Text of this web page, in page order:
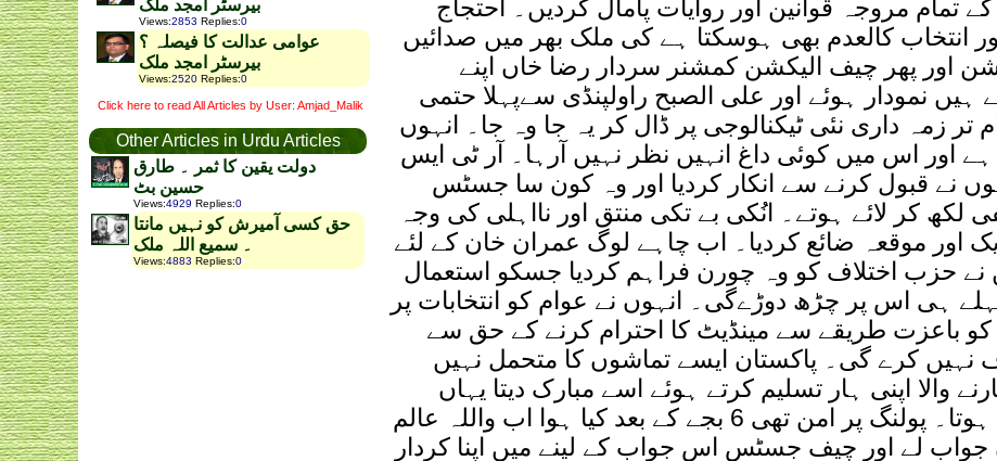
بیرسٹر امجد ملک
Views:2853 Replies:0
عوامی عدالت کا فیصلہ ؟
بیرسٹر امجد ملک
Views:2520 Replies:0
Click here to read All Articles by User: Amjad_Malik
Other Articles in Urdu Articles
دولت یقین کا ثمر ۔ طارق
حسین بٹ
Views:4929 Replies:0
حق کسی آمیرش کو نہیں مانتا
۔ سمیع اللہ ملک
Views:4883 Replies:0
مروجہ قوانین اور روایات پامال کردیں۔ احتجاج
انتخاب کالعدم بھی ہوسکتا ہے کی ملک بھر میں صدائیں
اور پھر چیف الیکشن کمشنر سردار رضا خاں اپنے
ہیں نمودار ہوئے اور علی الصبح راولپنڈی سےپہلا حتمی
تر زمہ داری نئی ٹیکنالوجی پر ڈال کر یہ جا وہ جا۔ انہوں
اور اس میں کوئی داغ انہیں نظر نہیں آرہا۔ آر ٹی ایس
نے قبول کرنے سے انکار کردیا اور وہ کون سا جسٹس
لکھ کر لائے ہوتے۔ انُکی بے تکی منتق اور نااہلی کی وجہ
اور موقعہ ضائع کردیا۔ اب چاہے لوگ عمران خان کے لئے
حزب اختلاف کو وہ چورن فراہم کردیا جسکو استعمال
ہی اس پر چڑھ دوڑےگی۔ انہوں نے عوام کو انتخابات پر
کو باعزت طریقے سے مینڈیٹ کا احترام کرنے کے حق سے
نہیں کرے گی۔ پاکستان ایسے تماشوں کا متحمل نہیں
والا اپنی ہار تسلیم کرتے ہوئے اسے مبارک دیتا یہاں
وقت پر نتیجہ آتا تو ہی مبارک سلام ہوتا۔ پولنگ پر امن تھی 6 بجے کے بعد کیا ہوا اب واللہ عالم
لے اور چیف جسٹس اس جواب کے لینے میں اپنا کردار